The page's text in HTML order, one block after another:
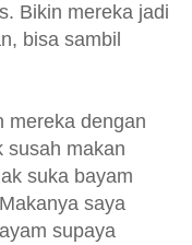
Bikin mereka jadi
bisa sambil
mereka dengan
susah makan
suka bayam
saya
supaya